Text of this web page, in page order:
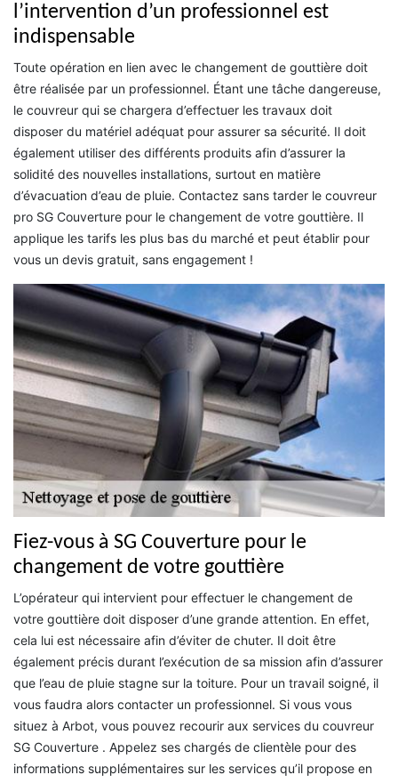
l’intervention d’un professionnel est
indispensable
Toute opération en lien avec le changement de gouttière doit
être réalisée par un professionnel. Étant une tâche dangereuse,
le couvreur qui se chargera d’effectuer les travaux doit
disposer du matériel adéquat pour assurer sa sécurité. Il doit
également utiliser des différents produits afin d’assurer la
solidité des nouvelles installations, surtout en matière
d’évacuation d’eau de pluie. Contactez sans tarder le couvreur
pro SG Couverture pour le changement de votre gouttière. Il
applique les tarifs les plus bas du marché et peut établir pour
vous un devis gratuit, sans engagement !
Fiez-vous à SG Couverture pour le
changement de votre gouttière
L’opérateur qui intervient pour effectuer le changement de
votre gouttière doit disposer d’une grande attention. En effet,
cela lui est nécessaire afin d’éviter de chuter. Il doit être
également précis durant l’exécution de sa mission afin d’assurer
que l’eau de pluie stagne sur la toiture. Pour un travail soigné, il
vous faudra alors contacter un professionnel. Si vous vous
situez à Arbot, vous pouvez recourir aux services du couvreur
SG Couverture . Appelez ses chargés de clientèle pour des
informations supplémentaires sur les services qu’il propose en